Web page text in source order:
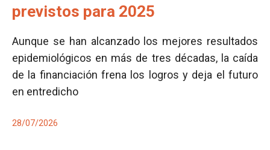
previstos para 2025
Aunque se han alcanzado los mejores resultados
epidemiológicos en más de tres décadas, la caída
de la financiación frena los logros y deja el futuro
en entredicho
28/07/2026